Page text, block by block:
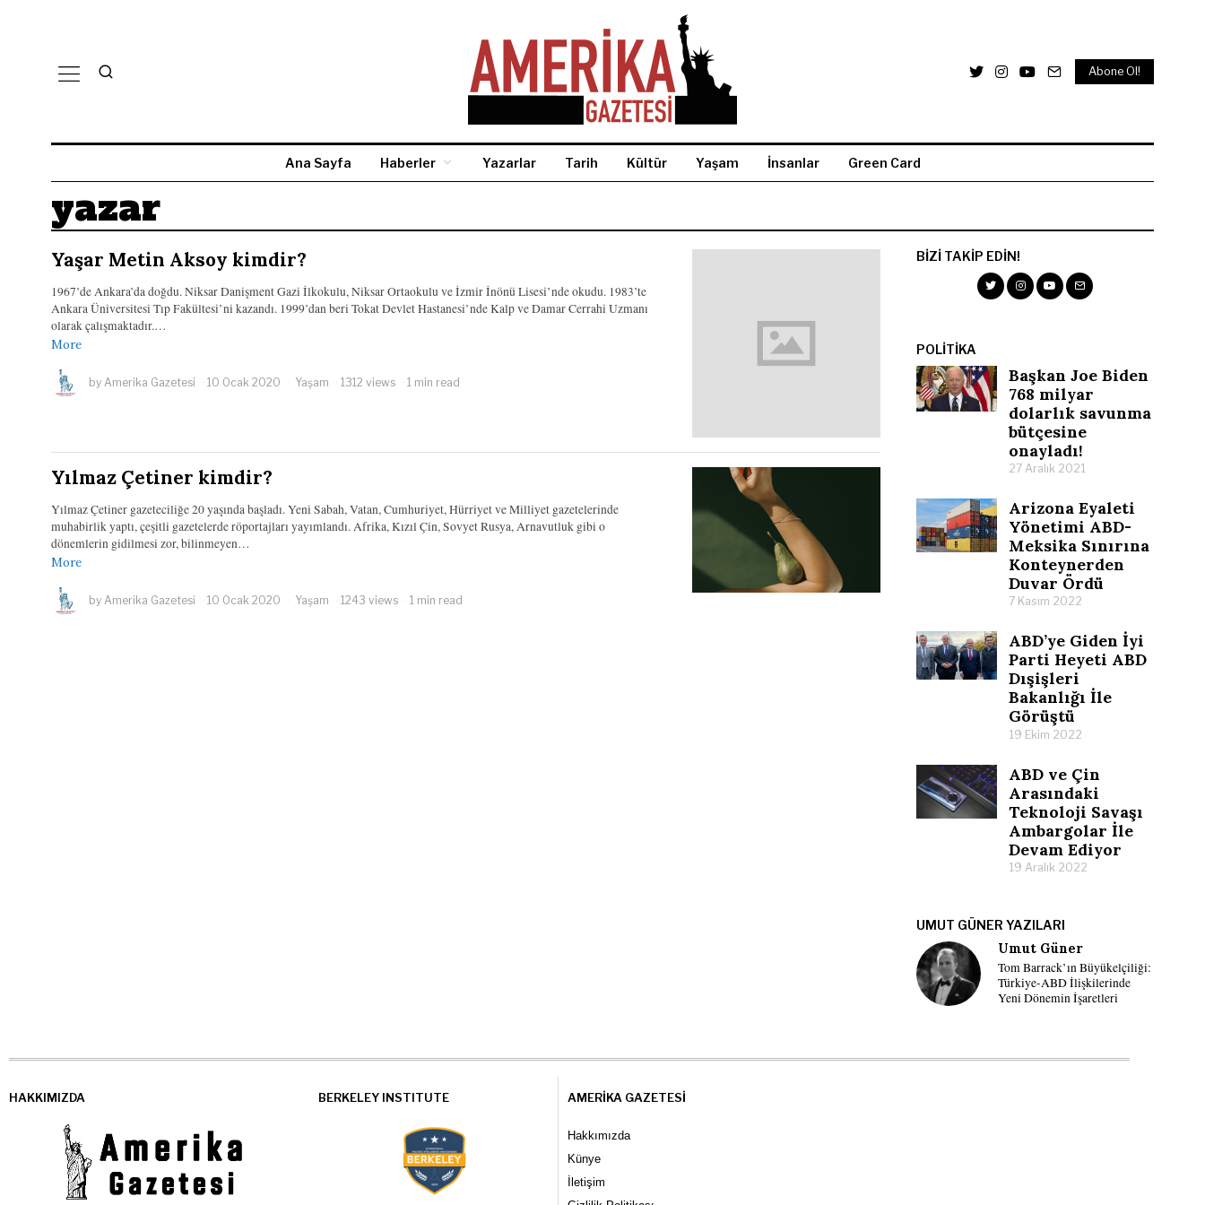
Abone Ol!
Ana Sayfa Haberler Yazarlar Tarih Kültür Yaşam İnsanlar Green Card
yazar
Yaşar Metin Aksoy kimdir?
1967’de Ankara’da doğdu. Niksar Danişment Gazi İlkokulu, Niksar Ortaokulu ve İzmir İnönü Lisesi’nde okudu. 1983’te
Ankara Üniversitesi Tıp Fakültesi’ni kazandı. 1999’dan beri Tokat Devlet Hastanesi’nde Kalp ve Damar Cerrahi Uzmanı
olarak çalışmaktadır.…
More
by Amerika Gazetesi 10 Ocak 2020 Yaşam 1312 views 1 min read
Yılmaz Çetiner kimdir?
Yılmaz Çetiner gazeteciliğe 20 yaşında başladı. Yeni Sabah, Vatan, Cumhuriyet, Hürriyet ve Milliyet gazetelerinde
muhabirlik yaptı, çeşitli gazetelerde röportajları yayımlandı. Afrika, Kızıl Çin, Sovyet Rusya, Arnavutluk gibi o
dönemlerin gidilmesi zor, bilinmeyen…
More
by Amerika Gazetesi 10 Ocak 2020 Yaşam 1243 views 1 min read
BIZI TAKIP EDIN!
POLITIKA
Başkan Joe Biden
768 milyar
dolarlık savunma
bütçesine
onayladı!
27 Aralık 2021
Arizona Eyaleti
Yönetimi ABD-
Meksika Sınırına
Konteynerden
Duvar Ördü
7 Kasım 2022
ABD’ye Giden İyi
Parti Heyeti ABD
Dışişleri
Bakanlığı İle
Görüştü
19 Ekim 2022
ABD ve Çin
Arasındaki
Teknoloji Savaşı
Ambargolar İle
Devam Ediyor
19 Aralık 2022
UMUT GÜNER YAZILARI
Umut Güner
Tom Barrack’ın Büyükelçiliği:
Türkiye-ABD İlişkilerinde
Yeni Dönemin İşaretleri
HAKKIMIZDA BERKELEY INSTITUTE AMERIKA GAZETESI
Hakkımızda
Künye
İletişim